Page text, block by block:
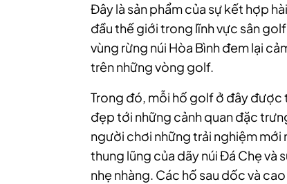
Đây là sản phẩm của sự kết hợp
đầu thế giới trong lĩnh vực sân
vùng rừng núi Hòa Bình đem lại
trên những vòng golf.
Trong đó, mỗi hố golf ở đây được
đẹp tới những cảnh quan đặc
người chơi những trải nghiệm mới
thung lũng của dãy núi Đá Chẹ
nhẹ nhàng. Các hố sau dốc và